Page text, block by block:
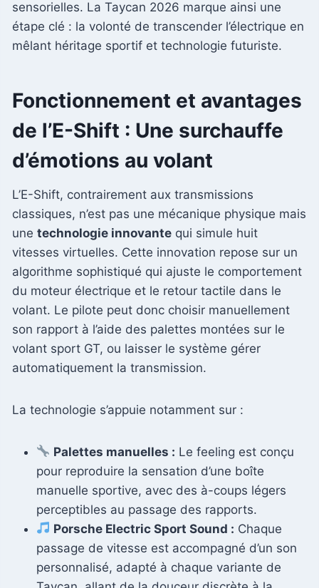
sensorielles. La Taycan 2026 marque ainsi une
étape clé : la volonté de transcender l’électrique en
mêlant héritage sportif et technologie futuriste.
Fonctionnement et avantages
de l’E-Shift : Une surchauffe
d’émotions au volant
L’E-Shift, contrairement aux transmissions
classiques, n’est pas une mécanique physique mais
une technologie innovante qui simule huit
vitesses virtuelles. Cette innovation repose sur un
algorithme sophistiqué qui ajuste le comportement
du moteur électrique et le retour tactile dans le
volant. Le pilote peut donc choisir manuellement
son rapport à l’aide des palettes montées sur le
volant sport GT, ou laisser le système gérer
automatiquement la transmission.
La technologie s’appuie notamment sur :
Palettes manuelles : Le feeling est conçu
pour reproduire la sensation d’une boîte
manuelle sportive, avec des à-coups légers
perceptibles au passage des rapports.
Porsche Electric Sport Sound : Chaque
passage de vitesse est accompagné d’un son
personnalisé, adapté à chaque variante de